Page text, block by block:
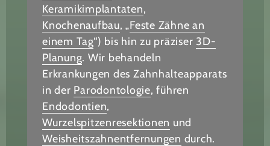
Keramikimplantaten,
Knochenaufbau, „Feste Zähne an
einem Tag“) bis hin zu präziser 3D-
Planung. Wir behandeln
Erkrankungen des Zahnhalteapparats
in der Parodontologie, führen
Endodontien,
Wurzelspitzenresektionen und
Weisheitszahnentfernungen durch.